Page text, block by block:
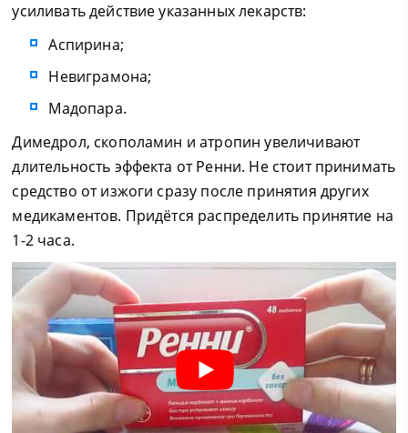
усиливать действие указанных лекарств:
Аспирина;
Невиграмона;
Мадопара.
Димедрол, скополамин и атропин увеличивают
длительность эффекта от Ренни. Не стоит принимать
средство от изжоги сразу после принятия других
медикаментов. Придётся распределить принятие на
1-2 часа.